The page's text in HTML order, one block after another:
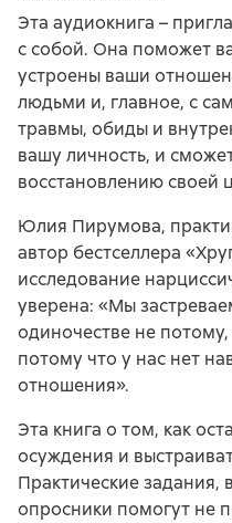
Эта аудиокнига –
с собой. Она поможет
устроены ваши
людьми и, главное, с
травмы, обиды и
вашу личность, и
восстановлению своей
Юлия Пирумова,
автор бестселлера
исследование
уверена: «Мы
одиночестве не
потому что у нас нет
отношения».
Эта книга о том, как
осуждения и
Практические
опросники помогут не